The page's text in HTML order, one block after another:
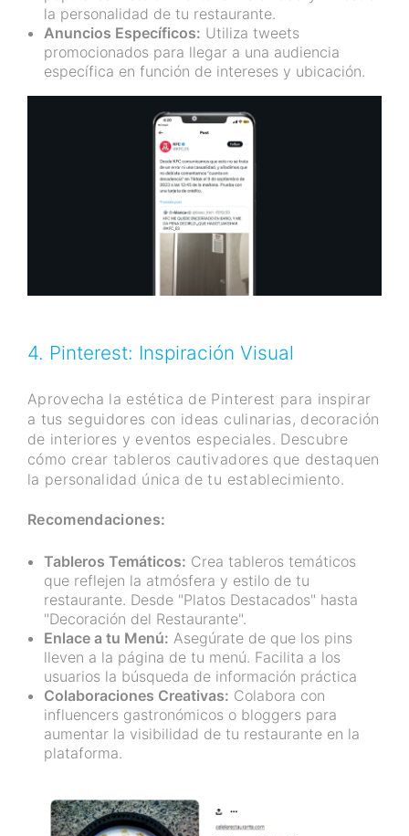
la personalidad de tu restaurante.
Anuncios Específicos: Utiliza tweets
promocionados para llegar a una audiencia
específica en función de intereses y ubicación.
4. Pinterest: Inspiración Visual
Aprovecha la estética de Pinterest para inspirar
a tus seguidores con ideas culinarias, decoración
de interiores y eventos especiales. Descubre
cómo crear tableros cautivadores que destaquen
la personalidad única de tu establecimiento.
Recomendaciones:
Tableros Temáticos: Crea tableros temáticos
que reflejen la atmósfera y estilo de tu
restaurante. Desde "Platos Destacados" hasta
"Decoración del Restaurante".
Enlace a tu Menú: Asegúrate de que los pins
lleven a la página de tu menú. Facilita a los
usuarios la búsqueda de información práctica
Colaboraciones Creativas: Colabora con
influencers gastronómicos o bloggers para
aumentar la visibilidad de tu restaurante en la
plataforma.